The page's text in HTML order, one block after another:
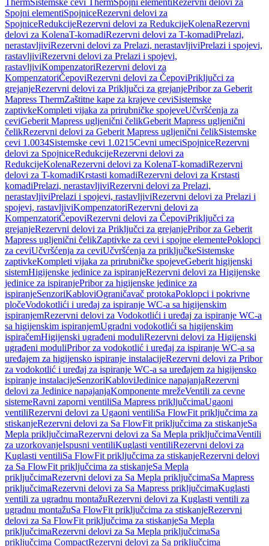
ThermSistemske cevi ThermSpojni elementi Rezervni delovi za
Spojni elementiSpojniceRezervni delovi za
SpojniceRedukcijeRezervni delovi za RedukcijeKolenaRezervni
delovi za KolenaT-komadiRezervni delovi za T-komadiPrelazi,
nerastavljiviRezervni delovi za Prelazi, nerastavljiviPrelazi i spojevi,
rastavljiviRezervni delovi za Prelazi i spojevi,
rastavljiviKompenzatoriRezervni delovi za
KompenzatoriČepoviRezervni delovi za ČepoviPriključci za
grejanjeRezervni delovi za Priključci za grejanjePribor za Geberit
Mapress ThermZaštitne kape za krajeve ceviSistemske
zaptivkeKompleti vijaka za prirubničke spojeveUčvršćenja za
ceviGeberit Mapress ugljenični čelikGeberit Mapress ugljenični
čelikRezervni delovi za Geberit Mapress ugljenični čelikSistemske
cevi 1.0034Sistemske cevi 1.0215Cevni umeciSpojniceRezervni
delovi za SpojniceRedukcijeRezervni delovi za
RedukcijeKolenaRezervni delovi za KolenaT-komadiRezervni
delovi za T-komadiKrstasti komadiRezervni delovi za Krstasti
komadiPrelazi, nerastavljiviRezervni delovi za Prelazi,
nerastavljiviPrelazi i spojevi, rastavljiviRezervni delovi za Prelazi i
spojevi, rastavljiviKompenzatoriRezervni delovi za
KompenzatoriČepoviRezervni delovi za ČepoviPriključci za
grejanjeRezervni delovi za Priključci za grejanjePribor za Geberit
Mapress ugljenični čelikZaptivke za cevi i spojne elementePoklopci
za ceviUčvršćenja za ceviUčvršćenja za priključkeSistemske
zaptivkeKompleti vijaka za prirubničke spojeveGeberit higijenski
sistemHigijenske jedinice za ispiranjeRezervni delovi za Higijenske
jedinice za ispiranjePribor za higijenske jedinice za
ispiranjeSenzoriKabloviOgraničavač protokaPoklopci i pokrivne
pločeVodokotlići i uređaj za ispiranje WC-a sa higijenskim
ispiranjemRezervni delovi za Vodokotlići i uređaj za ispiranje WC-a
sa higijenskim ispiranjemUgradni vodokotlići sa higijenskim
ispiračemHigijenski ugrađeni moduliRezervni delovi za Higijenski
ugrađeni moduliPribor za vodokotlić i uređaj za ispiranje WC-a sa
uređajem za higijensko ispiranje instalacijeRezervni delovi za Pribor
za vodokotlić i uređaj za ispiranje WC-a sa uređajem za higijensko
ispiranje instalacijeSenzoriKabloviJedinice napajanjaRezervni
delovi za Jedinice napajanjaKomponente mrežeVentili za cevne
sistemeRavni zaporni ventiliSa Mapress priključcimaUgaoni
ventiliRezervni delovi za Ugaoni ventiliSa FlowFit priključcima za
stiskanjeRezervni delovi za Sa FlowFit priključcima za stiskanjeSa
Mepla priključcimaRezervni delovi za Sa Mepla priključcimaVentili
za uzorkovanjeIspusni ventiliKuglasti ventiliRezervni delovi za
Kuglasti ventiliSa FlowFit priključcima za stiskanjeRezervni delovi
za Sa FlowFit priključcima za stiskanjeSa Mepla
priključcimaRezervni delovi za Sa Mepla priključcimaSa Mapress
priključcimaRezervni delovi za Sa Mapress priključcimaKuglasti
ventili za ugradnu montažuRezervni delovi za Kuglasti ventili za
ugradnu montažuSa FlowFit priključcima za stiskanjeRezervni
delovi za Sa FlowFit priključcima za stiskanjeSa Mepla
priključcimaRezervni delovi za Sa Mepla priključcimaSa
priključcima CompactRezervni delovi za Sa priključcima